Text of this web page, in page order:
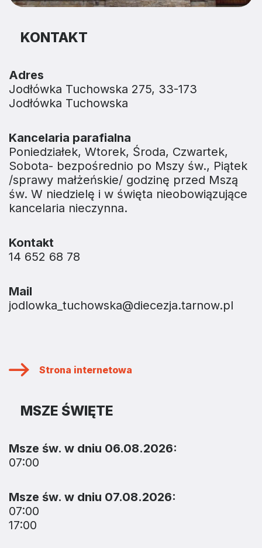
KONTAKT
Adres
Jodłówka Tuchowska 275, 33-173
Jodłówka Tuchowska
Kancelaria parafialna
Poniedziałek, Wtorek, Środa, Czwartek,
Sobota- bezpośrednio po Mszy św., Piątek
/sprawy małżeńskie/ godzinę przed Mszą
św. W niedzielę i w święta nieobowiązujące
kancelaria nieczynna.
Kontakt
14 652 68 78
Mail
jodlowka_tuchowska@diecezja.tarnow.pl
Strona internetowa
MSZE ŚWIĘTE
Msze św. w dniu 06.08.2026:
07:00
Msze św. w dniu 07.08.2026:
07:00
17:00